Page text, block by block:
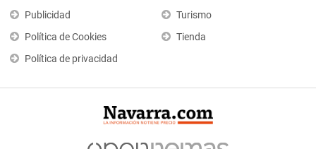
Publicidad
Política de Cookies
Política de privacidad
Turismo
Tienda